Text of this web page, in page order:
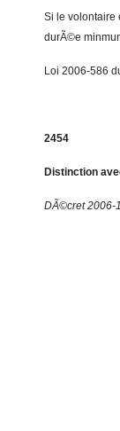
Si le volontaire
durÃ©e
Loi 2006-586
2454
Distinction
DÃ©cret 2006-